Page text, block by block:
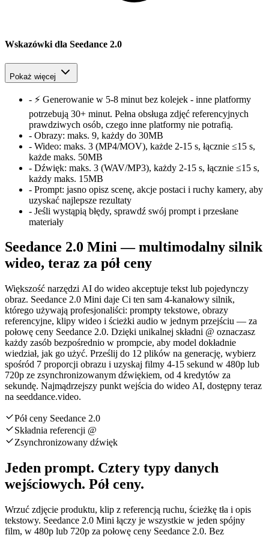
Wskazówki dla Seedance 2.0
Pokaż więcej
- ⚡ Generowanie w 5-8 minut bez kolejek - inne platformy
potrzebują 30+ minut. Pełna obsługa zdjęć referencyjnych
prawdziwych osób, czego inne platformy nie potrafią.
- Obrazy: maks. 9, każdy do 30MB
- Wideo: maks. 3 (MP4/MOV), każde 2-15 s, łącznie ≤15 s,
każde maks. 50MB
- Dźwięk: maks. 3 (WAV/MP3), każdy 2-15 s, łącznie ≤15 s,
każdy maks. 15MB
- Prompt: jasno opisz scenę, akcje postaci i ruchy kamery, aby
uzyskać najlepsze rezultaty
- Jeśli wystąpią błędy, sprawdź swój prompt i przesłane
materiały
Seedance 2.0 Mini — multimodalny silnik
wideo, teraz za pół ceny
Większość narzędzi AI do wideo akceptuje tekst lub pojedynczy
obraz. Seedance 2.0 Mini daje Ci ten sam 4-kanałowy silnik,
którego używają profesjonaliści: prompty tekstowe, obrazy
referencyjne, klipy wideo i ścieżki audio w jednym przejściu — za
połowę ceny Seedance 2.0. Dzięki unikalnej składni @ oznaczasz
każdy zasób bezpośrednio w prompcie, aby model dokładnie
wiedział, jak go użyć. Prześlij do 12 plików na generację, wybierz
spośród 7 proporcji obrazu i uzyskaj filmy 4-15 sekund w 480p lub
720p ze zsynchronizowanym dźwiękiem, od 4 kredytów za
sekundę. Najmądrzejszy punkt wejścia do wideo AI, dostępny teraz
na seeddance.video.
Pół ceny Seedance 2.0
Składnia referencji @
Zsynchronizowany dźwięk
Jeden prompt. Cztery typy danych
wejściowych. Pół ceny.
Wrzuć zdjęcie produktu, klip z referencją ruchu, ścieżkę tła i opis
tekstowy. Seedance 2.0 Mini łączy je wszystkie w jeden spójny
film, w 480p lub 720p za połowę ceny Seedance 2.0. Bez